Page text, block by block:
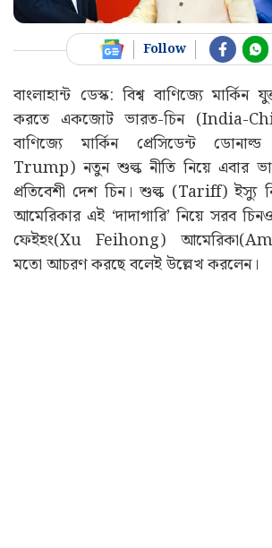
Follow
বাংলাহান্ট ডেস্ক: বিশ্ব বাণিজ্যে মার্কিন
করতে একজোট ভারত-চিন (India-
বাণিজ্যে মার্কিন প্রেসিডেন্ট
Trump) নতুন শুল্ক নীতি নিয়ে এবার
প্রতিবেশী দেশ চিন। শুল্ক (Tariff) ইস্যু
আমেরিকার এই ‘দাদাগারি’ নিয়ে সরব
ফেইহং(Xu Feihong)
মতো আচরণ করছে বলেই উল্লেখ করলেন।